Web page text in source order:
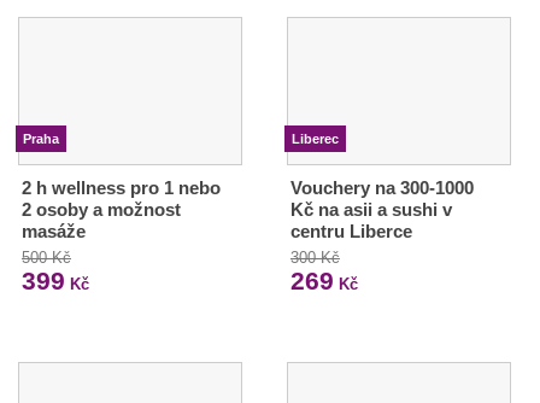
Praha
2 h wellness pro 1 nebo
2 osoby a možnost
masáže
500 Kč
399 Kč
Liberec
Vouchery na 300-1000
Kč na asii a sushi v
centru Liberce
300 Kč
269 Kč